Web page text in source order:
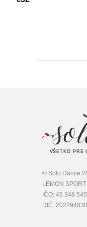
VŠETKO PRE
© Solo Dance
LEMON SPORT
IČO: 45 348
DIČ: